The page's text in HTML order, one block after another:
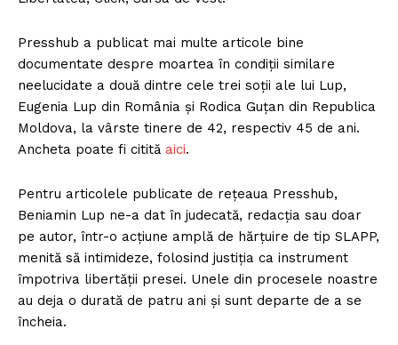
Presshub a publicat mai multe articole bine
documentate despre moartea în condiții similare
neelucidate a două dintre cele trei soții ale lui Lup,
Eugenia Lup din România și Rodica Guțan din Republica
Moldova, la vârste tinere de 42, respectiv 45 de ani.
Ancheta poate fi citită aici.
Pentru articolele publicate de rețeaua Presshub,
Beniamin Lup ne-a dat în judecată, redacția sau doar
pe autor, într-o acțiune amplă de hărțuire de tip SLAPP,
menită să intimideze, folosind justiția ca instrument
împotriva libertății presei. Unele din procesele noastre
au deja o durată de patru ani și sunt departe de a se
încheia.